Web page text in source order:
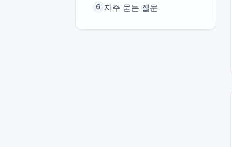
6 자주 묻는 질문